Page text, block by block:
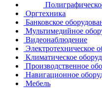
Оргтехника
Банковское
Мультимедийное
Видеонаблюдение
Электротехническое
Климатическое
Производственное
Навигационное
Мебель